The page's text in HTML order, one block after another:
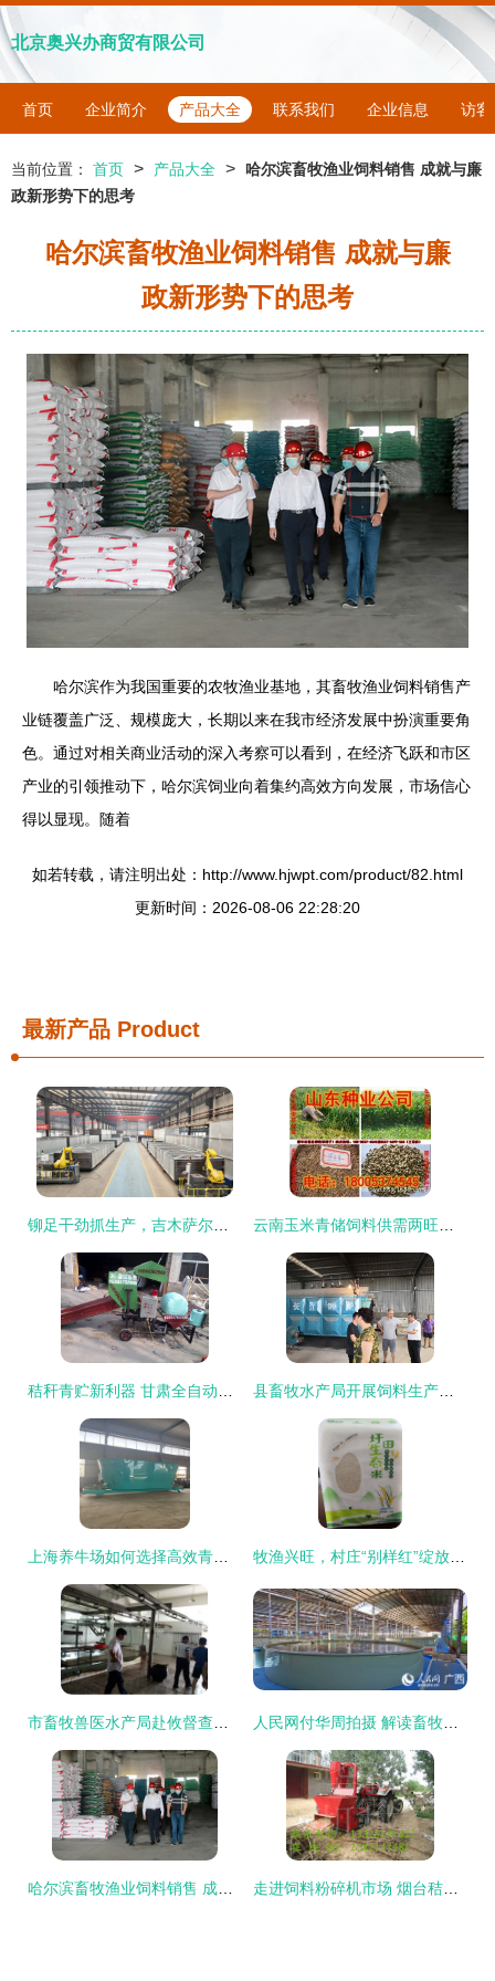
北京奥兴办商贸有限公司
首页 企业简介 产品大全 联系我们 企业信息 访客
当前位置： 首页 > 产品大全 > 哈尔滨畜牧渔业饲料销售 成就与廉
政新形势下的思考
哈尔滨畜牧渔业饲料销售 成就与廉
政新形势下的思考
哈尔滨作为我国重要的农牧渔业基地，其畜牧渔业饲料销售产
业链覆盖广泛、规模庞大，长期以来在我市经济发展中扮演重要角
色。通过对相关商业活动的深入考察可以看到，在经济飞跃和市区
产业的引领推动下，哈尔滨饲业向着集约高效方向发展，市场信心
得以显现。随着
如若转载，请注明出处：http://www.hjwpt.com/product/82.html
更新时间：2026-08-06 22:28:20
最新产品 Product